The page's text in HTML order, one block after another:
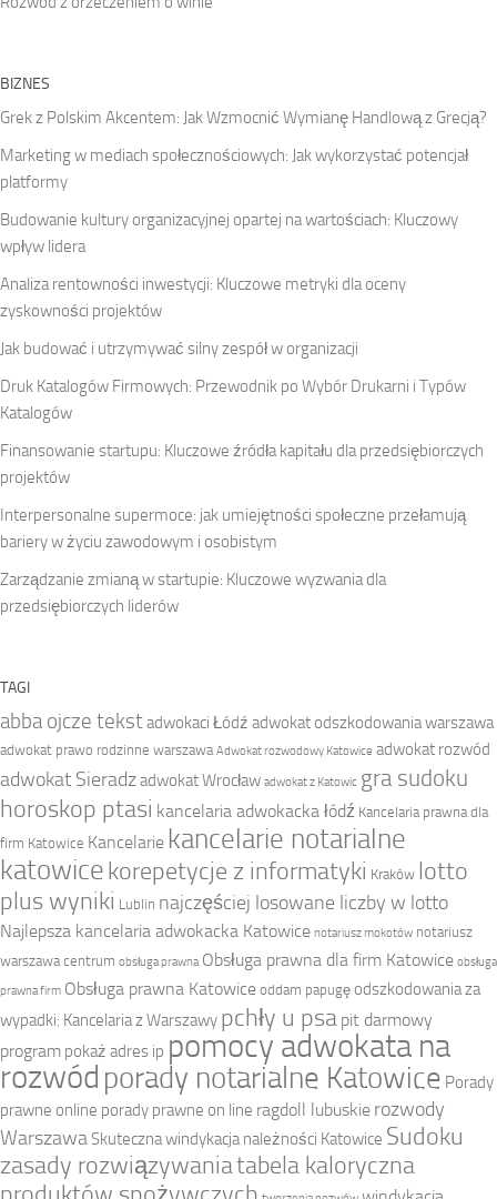
BIZNES
Grek z Polskim Akcentem: Jak Wzmocnić Wymianę Handlową z Grecją?
Marketing w mediach społecznościowych: Jak wykorzystać potencjał
platformy
Budowanie kultury organizacyjnej opartej na wartościach: Kluczowy
wpływ lidera
Analiza rentowności inwestycji: Kluczowe metryki dla oceny
zyskowności projektów
Jak budować i utrzymywać silny zespół w organizacji
Druk Katalogów Firmowych: Przewodnik po Wybór Drukarni i Typów
Katalogów
Finansowanie startupu: Kluczowe źródła kapitału dla przedsiębiorczych
projektów
Interpersonalne supermoce: jak umiejętności społeczne przełamują
bariery w życiu zawodowym i osobistym
Zarządzanie zmianą w startupie: Kluczowe wyzwania dla
przedsiębiorczych liderów
TAGI
abba ojcze tekstadwokaci Łódź adwokat odszkodowania warszawa
adwokat prawo rodzinne warszawa Adwokat rozwodowy Katowice adwokat rozwód
adwokat Sieradzadwokat Wrocław adwokat z Katowic gra sudoku
horoskop ptasi kancelaria adwokacka łódź Kancelaria prawna dla
firm Katowice Kancelarie kancelarie notarialne
katowicekorepetycje z informatyki Kraków lotto
plus wyniki Lublin najczęściej losowane liczby w lotto
Najlepsza kancelaria adwokacka Katowice notariusz mokotów notariusz
warszawa centrum obsługa prawna Obsługa prawna dla firm Katowice obsługa
prawna firm Obsługa prawna Katowice oddam papugę odszkodowania za
wypadki: Kancelaria z Warszawy pchły u psa pit darmowy
program pokaż adres ip pomocy adwokata na
rozwód porady notarialne Katowice Porady
prawne online porady prawne on line ragdoll lubuskie rozwody
Warszawa Skuteczna windykacja należności Katowice Sudoku
zasady rozwiązywaniatabela kaloryczna